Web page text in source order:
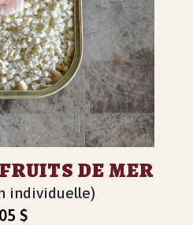
DE MER
individuelle)
$